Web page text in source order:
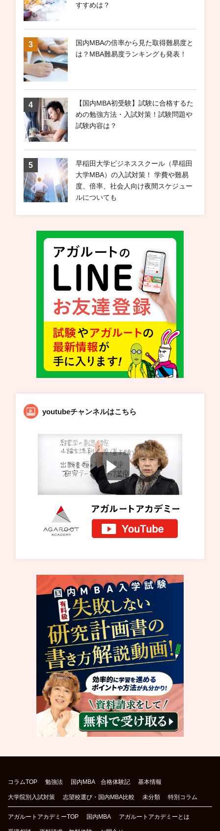
すすめは？
国内MBAの倍率から見た取得難易度と
は？MBA難易度ランキングも発表！
【国内MBA初受験】試験に合格するた
めの勉強方法・入試対策！試験問題や
試験内容は？
早稲田大学ビジネススクール（早稲田
大学MBA）の入試対策！ 学費や難易
度、倍率、社会人向け夜間スケジュー
ルについても
youtubeチャンネルはこちら
コラムTOP 勉強法 国内MBA 合格体験記 基本情報
大学院別入試対策 志望校選び・国内MBA比較 未分類 特別コラム
アガルートアカデミーTOP 国内MBA アガルートアカデミーとは